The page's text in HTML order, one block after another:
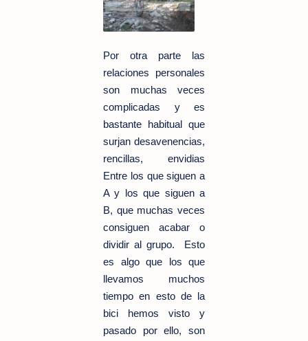
Por otra parte las
relaciones personales
son muchas veces
complicadas y es
bastante habitual que
surjan desavenencias,
rencillas, envidias
Entre los que siguen a
A y los que siguen a
B, que muchas veces
consiguen acabar o
dividir al grupo. Esto
es algo que los que
llevamos muchos
tiempo en esto de la
bici hemos visto y
pasado por ello, son